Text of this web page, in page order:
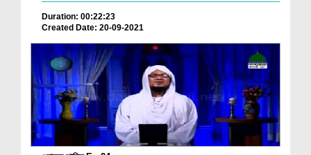
Duration: 00:22:23
Created Date: 20-09-2021